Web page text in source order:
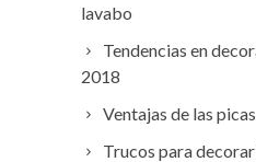
lavabo
Tendencias en
2018
Ventajas de las
Trucos para